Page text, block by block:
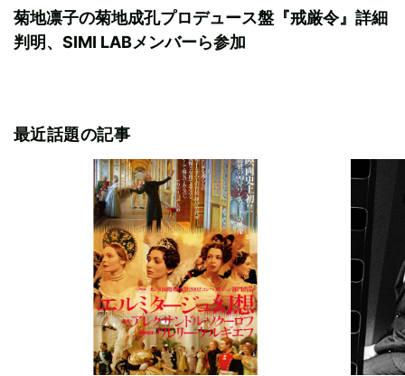
菊地凛子の菊地成孔プロデュース盤『戒厳令』詳細
判明、SIMI LABメンバーら参加
最近話題の記事